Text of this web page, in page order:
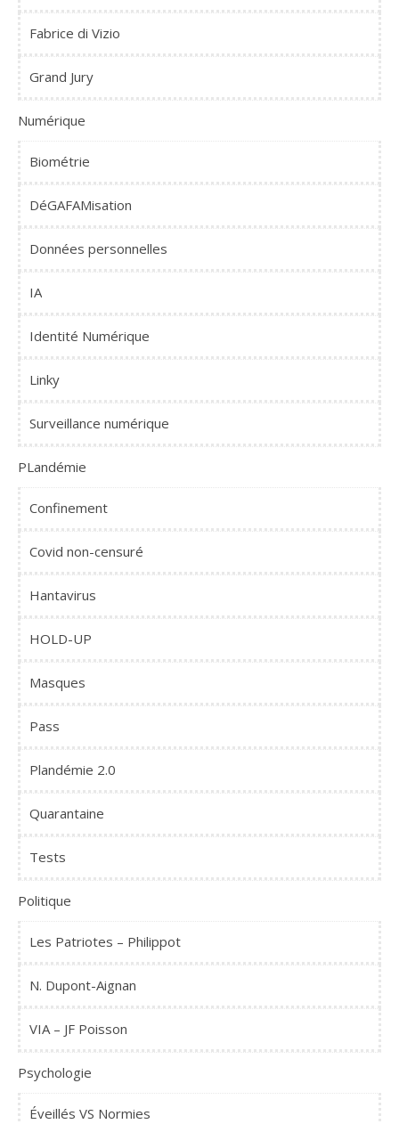
Fabrice di Vizio
Grand Jury
Numérique
Biométrie
DéGAFAMisation
Données personnelles
IA
Identité Numérique
Linky
Surveillance numérique
PLandémie
Confinement
Covid non-censuré
Hantavirus
HOLD-UP
Masques
Pass
Plandémie 2.0
Quarantaine
Tests
Politique
Les Patriotes – Philippot
N. Dupont-Aignan
VIA – JF Poisson
Psychologie
Éveillés VS Normies